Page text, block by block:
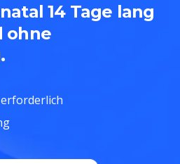
14 Tage lang
ohne